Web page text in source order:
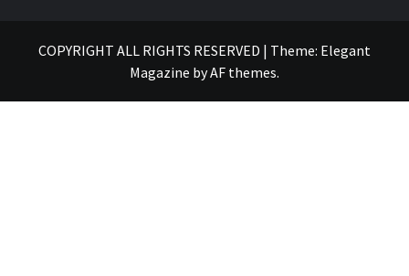
COPYRIGHT ALL RIGHTS RESERVED | Theme: Elegant
Magazine byAF themes.